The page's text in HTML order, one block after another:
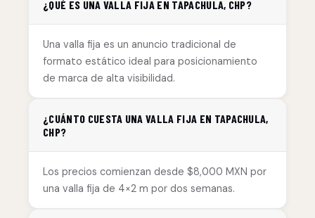
¿QUÉ ES UNA VALLA FIJA EN TAPACHULA, CHP?
Una valla fija es un anuncio tradicional de
formato estático ideal para posicionamiento
de marca de alta visibilidad.
¿CUÁNTO CUESTA UNA VALLA FIJA EN TAPACHULA,
CHP?
Los precios comienzan desde $8,000 MXN por
una valla fija de 4×2 m por dos semanas.